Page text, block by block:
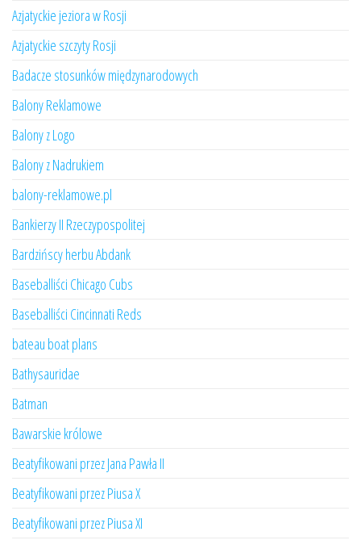
Azjatyckie jeziora w Rosji
Azjatyckie szczyty Rosji
Badacze stosunków międzynarodowych
Balony Reklamowe
Balony z Logo
Balony z Nadrukiem
balony-reklamowe.pl
Bankierzy II Rzeczypospolitej
Bardzińscy herbu Abdank
Baseballiści Chicago Cubs
Baseballiści Cincinnati Reds
bateau boat plans
Bathysauridae
Batman
Bawarskie królowe
Beatyfikowani przez Jana Pawła II
Beatyfikowani przez Piusa X
Beatyfikowani przez Piusa XI